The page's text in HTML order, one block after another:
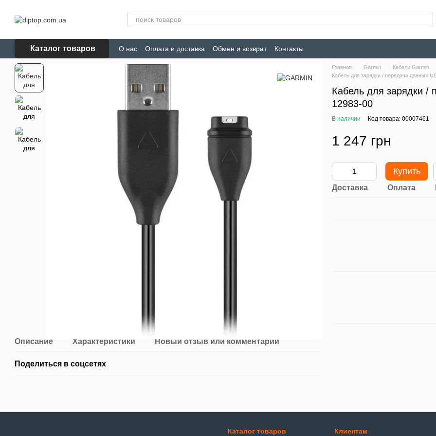
Каталог товаров О нас Оплата и доставка Обмен и возврат Контакты
Описание Характеристики Новый отзыв или комментарий
Поделиться в соцсетях
Главная Garmin Кабели Garmin
Кабель для зарядки / передачи данных
Кабель для зарядки /
12983-00
В наличии Код товара: 00007461
1 247 грн
Купить
Доставка Оплата
Каталог товаров Клиентам